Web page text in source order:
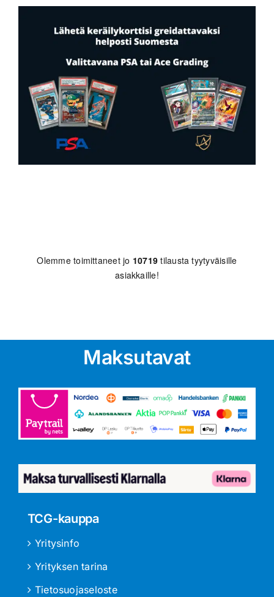
Olemme toimittaneet jo 10719 tilausta tyytyväisille
asiakkaille!
Maksutavat
TCG-kauppa
Yritysinfo
Yrityksen tarina
Tietosuojaseloste